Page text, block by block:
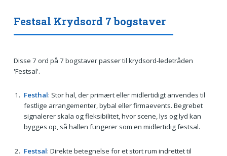
Festsal Krydsord 7 bogstaver
Disse 7 ord på 7 bogstaver passer til krydsord-ledetråden
'Festsal'.
Festhal: Stor hal, der primært eller midlertidigt anvendes til
festlige arrangementer, bybal eller firmaevents. Begrebet
signalerer skala og fleksibilitet, hvor scene, lys og lyd kan
bygges op, så hallen fungerer som en midlertidig festsal.
Festsal: Direkte betegnelse for et stort rum indrettet til